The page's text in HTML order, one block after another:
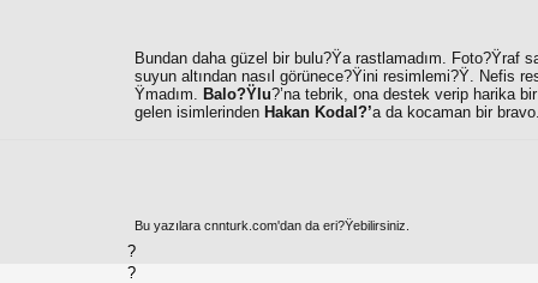
Bundan daha güzel bir bulu?Ÿa rastlamadım. Foto?Ÿraf
suyun altından nasıl görünece?Ÿini resimlemi?Ÿ. Nefis
Ÿmadım. Balo?Ÿlu?’na tebrik, ona destek verip harika
gelen isimlerinden Hakan Kodal?’a da kocaman bir
Bu yazılara cnnturk.com'dan da eri?Ÿebilirsiniz.
?
?